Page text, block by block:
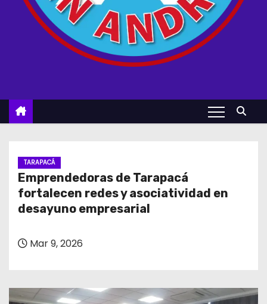
TARAPACÁ
Emprendedoras de Tarapacá
fortalecen redes y asociatividad en
desayuno empresarial
Mar 9, 2026